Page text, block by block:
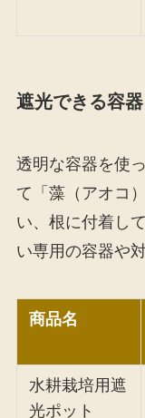
遮光できる容
透明な容器を使
て「藻（アオコ
い、根に付着し
い専用の容器や
商品名
水耕栽培用遮
光ポット